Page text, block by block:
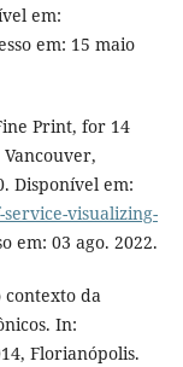
em:
em: 15 maio
Print, for 14
Disponível em:
visualizing-
em: 03 ago. 2022.
contexto da
In:
Florianópolis.